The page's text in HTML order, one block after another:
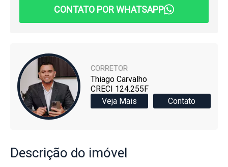
CONTATO POR WHATSAPP
CORRETOR
Thiago Carvalho
CRECI 124.255F
Veja Mais
Contato
Descrição do imóvel